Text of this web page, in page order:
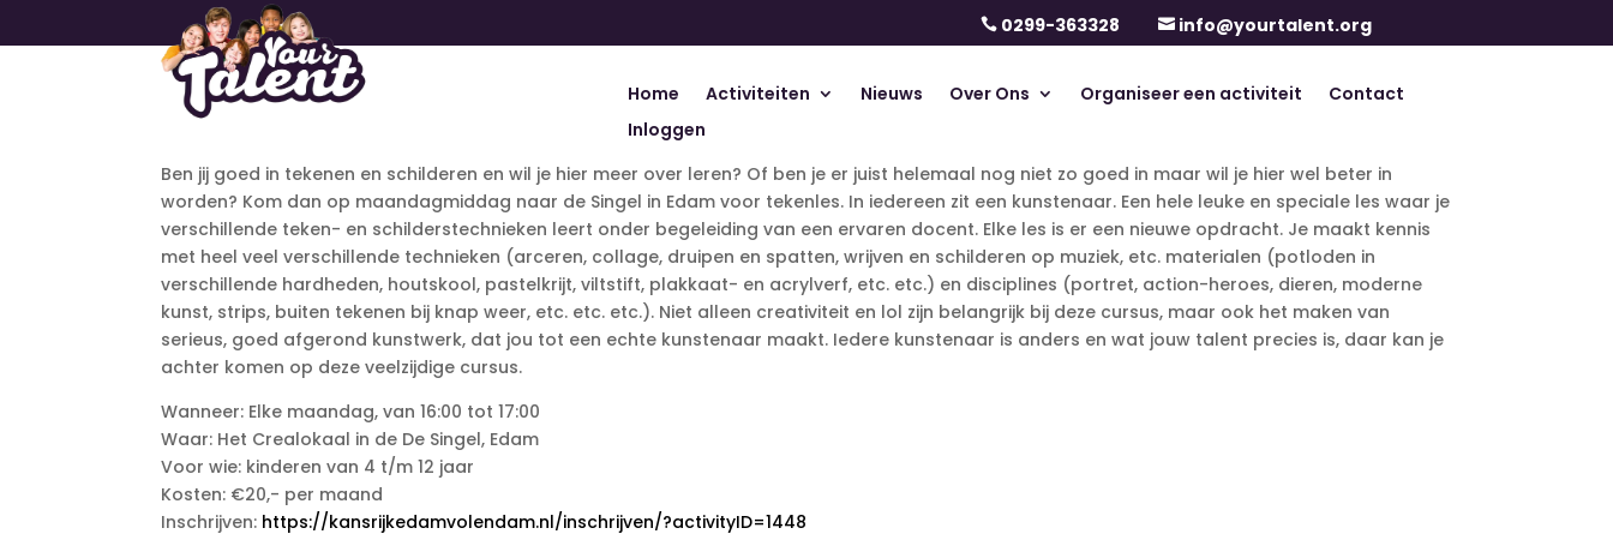
 0299-363328  info@yourtalent.org
Home Activiteiten Nieuws Over Ons Organiseer een activiteit
Contact
Inloggen
Ben jij goed in tekenen en schilderen en wil je hier meer over leren? Of ben je er juist helemaal nog niet zo goed in maar wil je hier wel beter in
worden? Kom dan op maandagmiddag naar de Singel in Edam voor tekenles. In iedereen zit een kunstenaar. Een hele leuke en speciale les waar je
verschillende teken- en schilderstechnieken leert onder begeleiding van een ervaren docent. Elke les is er een nieuwe opdracht. Je maakt kennis
met heel veel verschillende technieken (arceren, collage, druipen en spatten, wrijven en schilderen op muziek, etc. materialen (potloden in
verschillende hardheden, houtskool, pastelkrijt, viltstift, plakkaat- en acrylverf, etc. etc.) en disciplines (portret, action-heroes, dieren, moderne
kunst, strips, buiten tekenen bij knap weer, etc. etc. etc.). Niet alleen creativiteit en lol zijn belangrijk bij deze cursus, maar ook het maken van
serieus, goed afgerond kunstwerk, dat jou tot een echte kunstenaar maakt. Iedere kunstenaar is anders en wat jouw talent precies is, daar kan je
achter komen op deze veelzijdige cursus.
Wanneer: Elke maandag, van 16:00 tot 17:00
Waar: Het Crealokaal in de De Singel, Edam
Voor wie: kinderen van 4 t/m 12 jaar
Kosten: €20,- per maand
Inschrijven: https://kansrijkedamvolendam.nl/inschrijven/?activityID=1448